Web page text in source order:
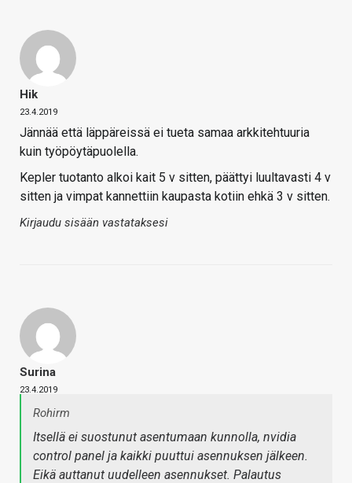
Hik
23.4.2019
Jännää että läppäreissä ei tueta samaa arkkitehtuuria
kuin työpöytäpuolella.
Kepler tuotanto alkoi kait 5 v sitten, päättyi luultavasti 4 v
sitten ja vimpat kannettiin kaupasta kotiin ehkä 3 v sitten.
Kirjaudu sisään vastataksesi
Surina
23.4.2019
Rohirm
Itsellä ei suostunut asentumaan kunnolla, nvidia
control panel ja kaikki puuttui asennuksen jälkeen.
Eikä auttanut uudelleen asennukset. Palautus